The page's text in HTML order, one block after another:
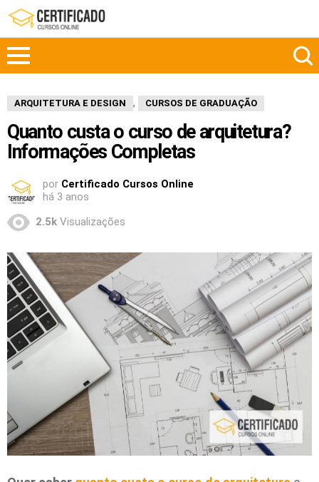
ARQUITETURA E DESIGN , CURSOS DE GRADUAÇÃO
Quanto custa o curso de arquitetura?
Informações Completas
por Certificado Cursos Online
há 3 anos
2.5k Visualizações